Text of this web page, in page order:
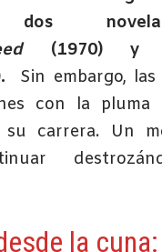
dos
(1970) y
Sin embargo,
con la pluma
su carrera. Un
la